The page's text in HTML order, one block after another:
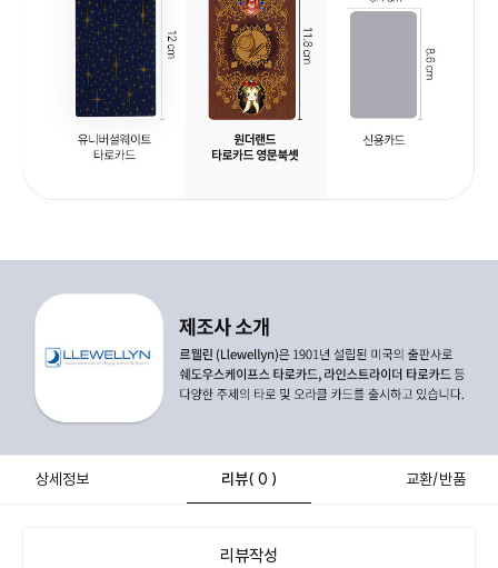
상세정보 리뷰( 0 ) 교환/반품
리뷰작성